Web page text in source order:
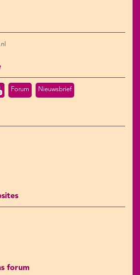
Forum Nieuwsbrief
forum